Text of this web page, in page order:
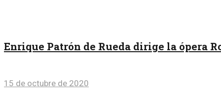
Enrique Patrón de Rueda dirige la ópera
15 de octubre de 2020